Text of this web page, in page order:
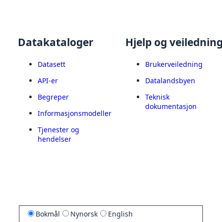
Datakataloger
Datasett
API-er
Begreper
Informasjonsmodeller
Tjenester og
hendelser
Hjelp og
Brukerveiledning
Datalandsbyen
Teknisk
dokumentasjon
Bokmål Nynorsk English